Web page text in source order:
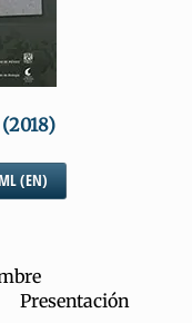
(EN)
Presentación